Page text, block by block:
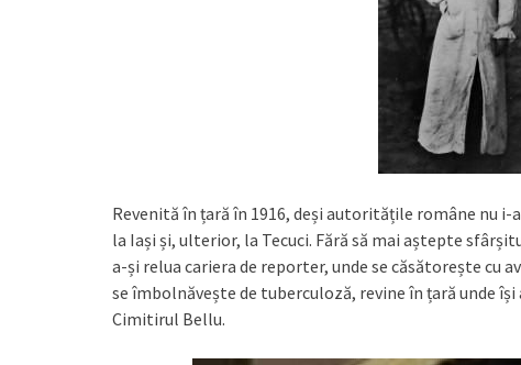
Revenită în țară în 1916, deși autoritățile române nu
la Iași și, ulterior, la Tecuci. Fără să mai aștepte
a-și relua cariera de reporter, unde se căsătorește cu
se îmbolnăvește de tuberculoză, revine în țară unde
Cimitirul Bellu.